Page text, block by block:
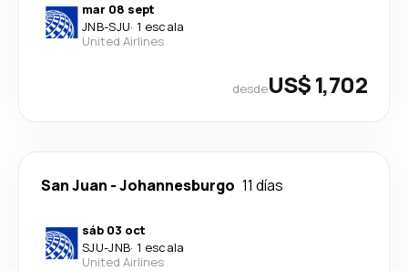
mar 08 sept
JNB-SJU· 1 escala
United Airlines
desdeUS$ 1,702
San Juan -Johannesburgo 11 días
sáb 03 oct
SJU-JNB· 1 escala
United Airlines